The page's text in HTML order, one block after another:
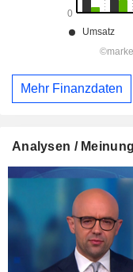
Mehr Finanzdaten
Analysen /